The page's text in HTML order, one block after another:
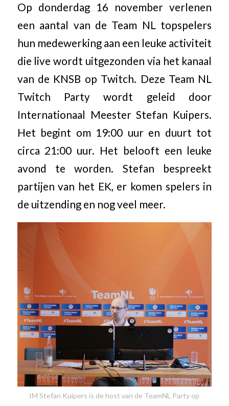
Op donderdag 16 november verlenen
een aantal van de Team NL topspelers
hun medewerking aan een leuke activiteit
die live wordt uitgezonden via het kanaal
van de KNSB op Twitch. Deze Team NL
Twitch Party wordt geleid door
Internationaal Meester Stefan Kuipers.
Het begint om 19:00 uur en duurt tot
circa 21:00 uur. Het belooft een leuke
avond te worden. Stefan bespreekt
partijen van het EK, er komen spelers in
de uitzending en nog veel meer.
IM Stefan Kuipers is de host van de TeamNL Party op